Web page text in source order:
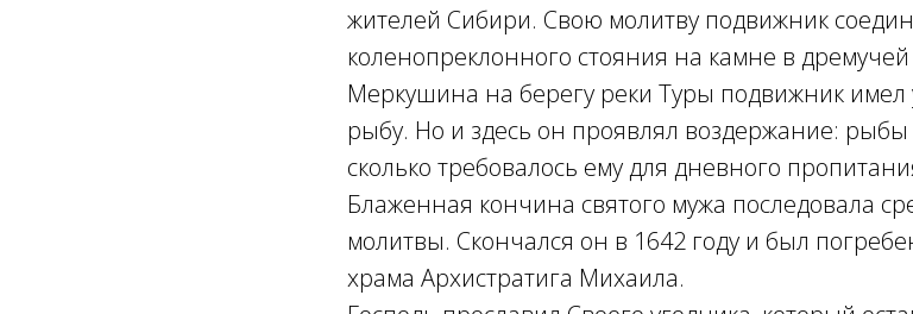
жителей Сибири. Свою молитву подвижник
коленопреклонного стояния на камне в дремучей
Меркушина на берегу реки Туры подвижник имел
рыбу. Но и здесь он проявлял воздержание:
сколько требовалось ему для дневного
Блаженная кончина святого мужа последовала
молитвы. Скончался он в 1642 году и был
храма Архистратига Михаила.